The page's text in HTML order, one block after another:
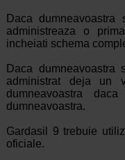
Daca
administreaza o
incheiati schema
Daca dumneavoastra
administrat deja un
dumneavoastra
dumneavoastra.
Gardasil 9 trebuie
oficiale.